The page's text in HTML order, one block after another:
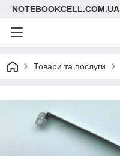
NOTEBOOKCELL.COM.UA
Товари та послуги